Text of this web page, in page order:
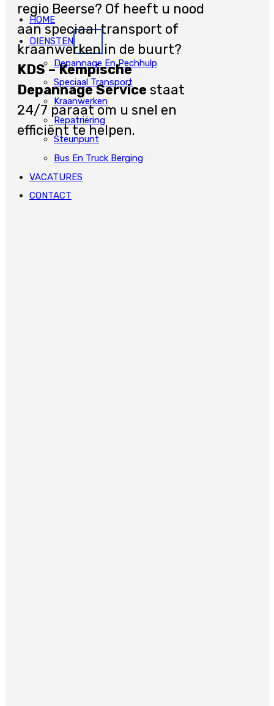
HOME
DIENSTEN
Depannage En Pechhulp
Speciaal Transport
Kraanwerken
Repatriëring
Steunpunt
Bus En Truck Berging
VACATURES
CONTACT
regio Beerse? Of heeft u nood
aan speciaal transport of
kraanwerken in de buurt?
KDS – Kempische
Depannage Service staat
24/7 paraat om u snel en
efficiënt te helpen.